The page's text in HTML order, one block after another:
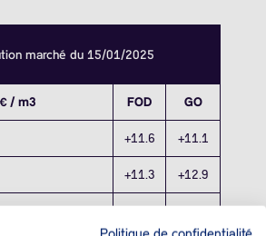
marché du 15/01/2025
/ m3 FOD GO
+11.6 +11.1
+11.3 +12.9
+11.3 +10.7